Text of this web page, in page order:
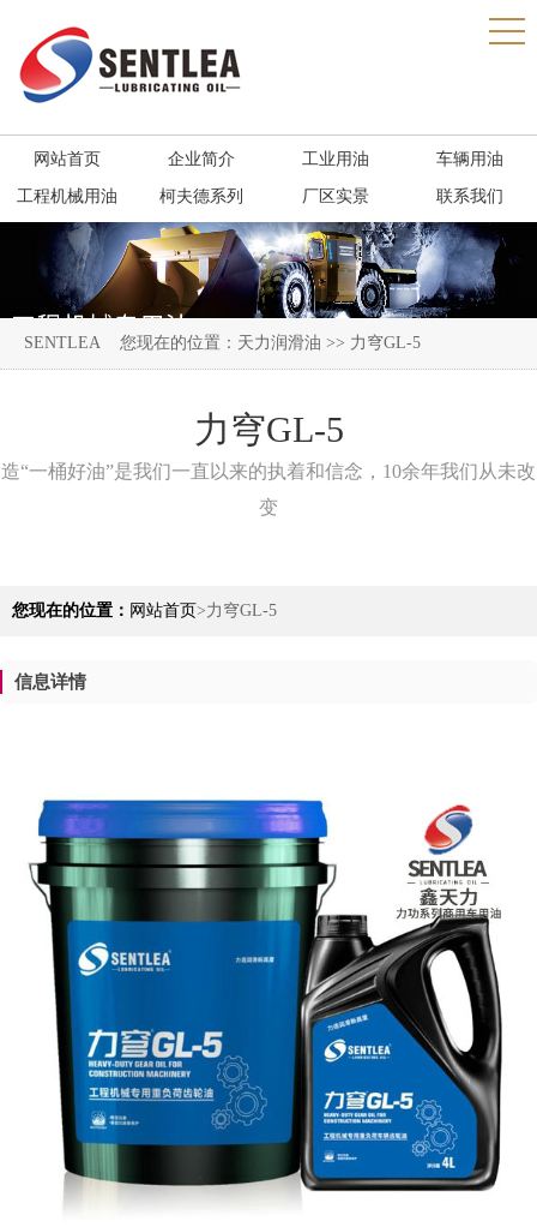
网站首页 企业简介 工业用油 车辆用油
工程机械用油 柯夫德系列 厂区实景 联系我们
SENTLEA 您现在的位置： 天力润滑油 >> 力穹GL-5
力穹GL-5
造“一桶好油”是我们一直以来的执着和信念，10余年我们从未改
变
您现在的位置： 网站首页>力穹GL-5
信息详情